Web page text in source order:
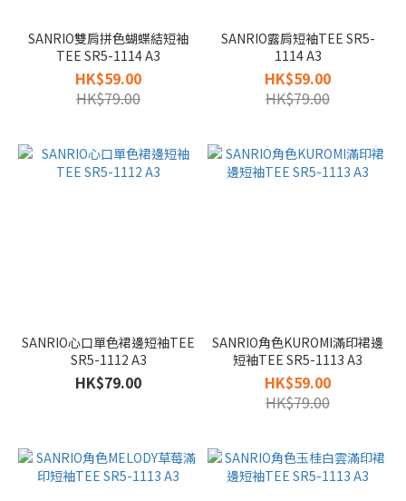
SANRIO雙肩拼色蝴蝶結短袖
TEE SR5-1114 A3
HK$59.00
HK$79.00
SANRIO露肩短袖TEE SR5-
1114 A3
HK$59.00
HK$79.00
SANRIO心口單色裙邊短袖TEE
SR5-1112 A3
HK$79.00
SANRIO角色KUROMI滿印裙邊
短袖TEE SR5-1113 A3
HK$59.00
HK$79.00